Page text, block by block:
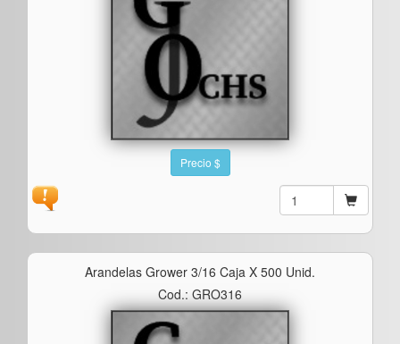
Precio $
Arandelas Grower 3/16 Caja X 500 Unid.
Cod.: GRO316